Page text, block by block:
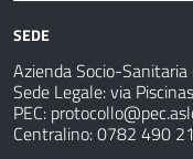
SEDE
Azienda Socio-Sanitaria
Sede Legale: via
PEC:
Centralino: 0782 490